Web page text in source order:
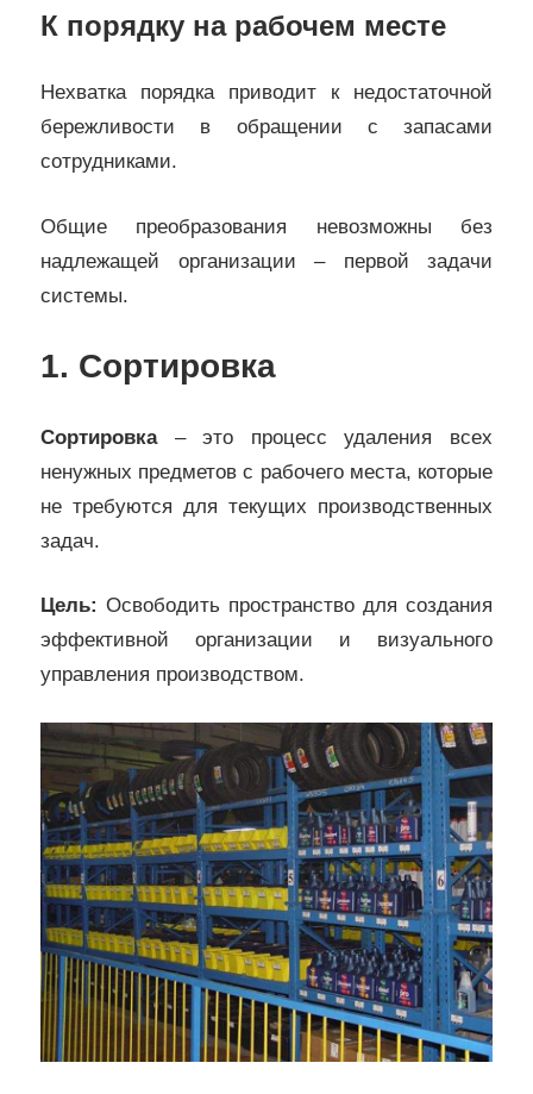
К порядку на рабочем месте
Нехватка порядка приводит к недостаточной
бережливости в обращении с запасами
сотрудниками.
Общие преобразования невозможны без
надлежащей организации – первой задачи
системы.
1. Сортировка
Сортировка– это процесс удаления всех
ненужных предметов с рабочего места, которые
не требуются для текущих производственных
задач.
Цель: Освободить пространство для создания
эффективной организации и визуального
управления производством.